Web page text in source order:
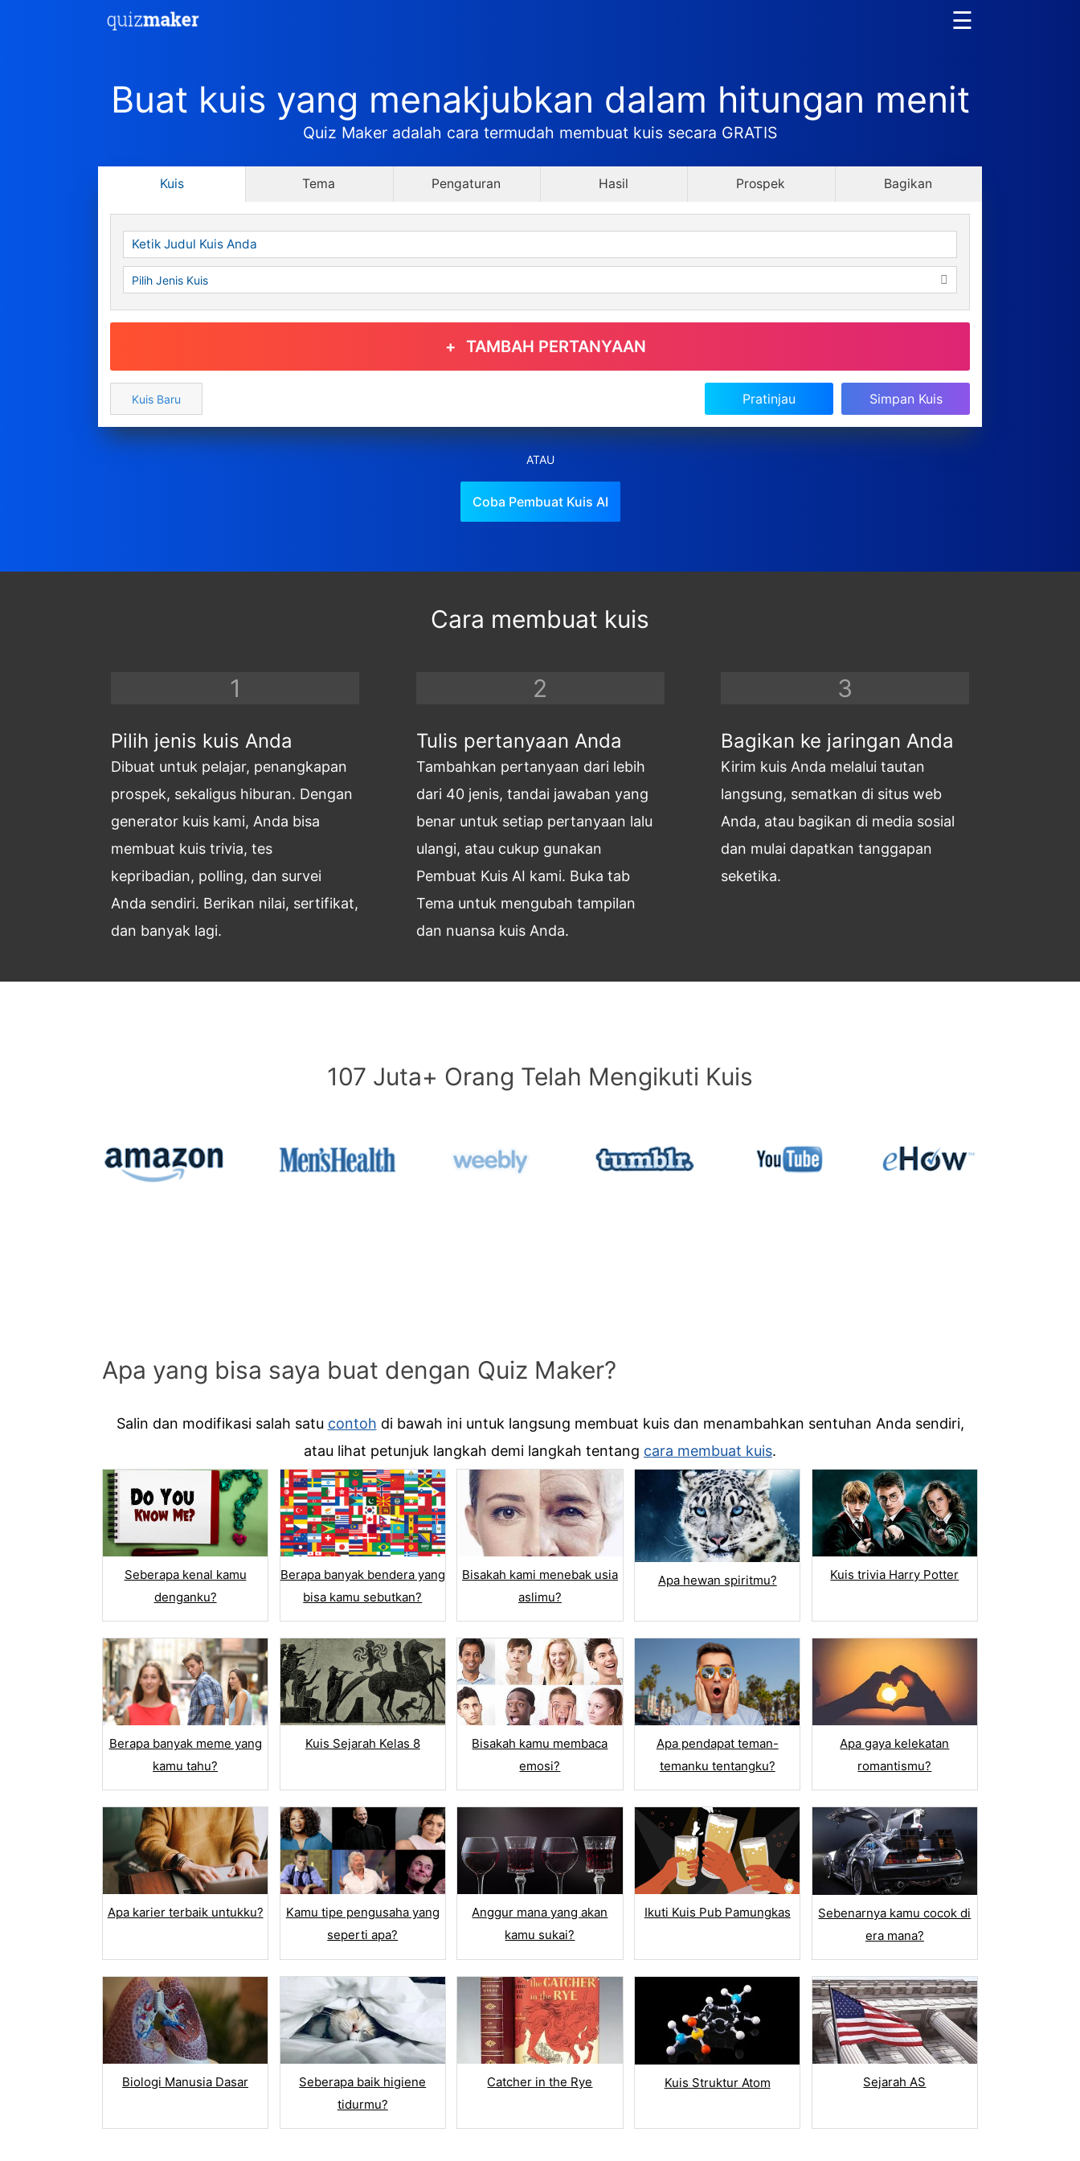
☰
Buat kuis yang menakjubkan dalam hitungan menit
Quiz Maker adalah cara termudah membuat kuis secara GRATIS
Kuis Tema Pengaturan Hasil Prospek Bagikan
Tampilkan Skor
Polling / Suara
Tetapkan Tipe / Kepribadian
Kuis Baru
ATAU
Coba Pembuat Kuis AI
Cara membuat kuis
Pilih jenis kuis Anda
Dibuat untuk pelajar, penangkapan
prospek, sekaligus hiburan. Dengan
generator kuis kami, Anda bisa
membuat kuis trivia, tes
kepribadian, polling, dan survei
Anda sendiri. Berikan nilai, sertifikat,
dan banyak lagi.
Tulis pertanyaan Anda
Tambahkan pertanyaan dari lebih
dari 40 jenis, tandai jawaban yang
benar untuk setiap pertanyaan lalu
ulangi, atau cukup gunakan
Pembuat Kuis AI kami. Buka tab
Tema untuk mengubah tampilan
dan nuansa kuis Anda.
Bagikan ke jaringan Anda
Kirim kuis Anda melalui tautan
langsung, sematkan di situs web
Anda, atau bagikan di media sosial
dan mulai dapatkan tanggapan
seketika.
107 Juta+ Orang Telah Mengikuti Kuis
Apa yang bisa saya buat dengan Quiz Maker?
Salin dan modifikasisalah satu contoh di bawah ini untuk langsung membuat kuis dan menambahkan sentuhan Anda sendiri,
atau lihat petunjuk langkah demi langkah tentang cara membuat kuis.
Seberapa kenal kamu
denganku?
Berapa banyak bendera yang
bisa kamu sebutkan?
Bisakah kami menebak usia
aslimu?
Apa hewan spiritmu? Kuis trivia Harry Potter
Berapa banyak meme yang
kamu tahu?
Kuis Sejarah Kelas 8
Bisakah kamu membaca
emosi?
Apa pendapat teman-
temanku tentangku?
Apa gaya kelekatan
romantismu?
Apa karier terbaik untukku?
Kamu tipe pengusaha yang
seperti apa?
Anggur mana yang akan
kamu sukai?
Ikuti Kuis Pub Pamungkas
Sebenarnya kamu cocok di
era mana?
Biologi Manusia Dasar
Seberapa baik higiene
tidurmu?
Catcher in the Rye Kuis Struktur Atom Sejarah AS
SELECT ANSWER
Pilihan Ganda
Kotak Centang
Match Answers
True / False
MULTIMEDIA
Image
Description
Video
Title
Button
RANK OR RATE
Star Rating
QUESTION LIBRARY
Import Questions
Add from Library
Question Bank
TEXT & NUMBER
Number Range
Multi Line Text
Fill in the Blank
Nama
Tanggal Lahir